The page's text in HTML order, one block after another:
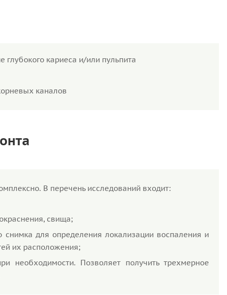
кариеса и/или пульпита
каналов
В перечень исследований входит:
свища;
для определения локализации воспаления и
их расположения;
необходимости. Позволяет получить трехмерное